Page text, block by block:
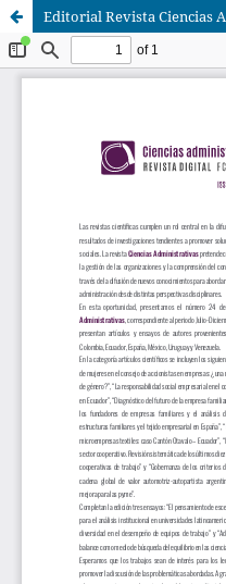
Editorial Revista Ciencias